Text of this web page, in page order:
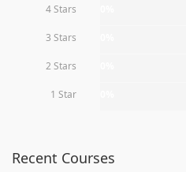
4 Stars
3 Stars
2 Stars
1 Star
Recent Courses